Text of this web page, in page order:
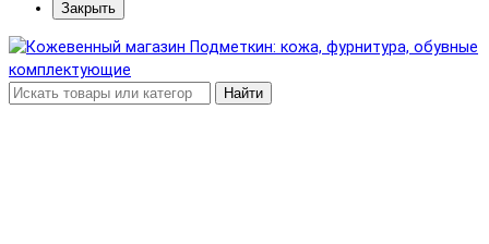
Закрыть
Найти